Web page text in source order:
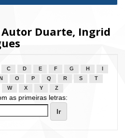
Duarte, Ingrid
C D E F G H
N O P Q R S
T
W X Y Z
as primeiras letras: